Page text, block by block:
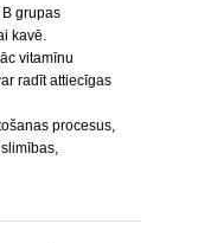
grupas
kavē.
vitamīnu
radīt attiecīgas
procesus,